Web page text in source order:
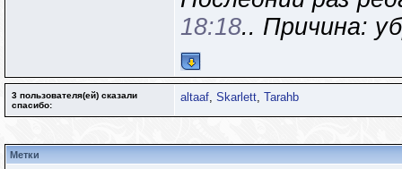
18:18.. Причина:
3 пользователя(ей) сказали
cпасибо:
altaaf, Skarlett, Tarahb
Метки